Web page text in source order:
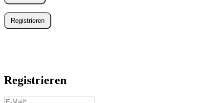
Registrieren
Registrieren
E-